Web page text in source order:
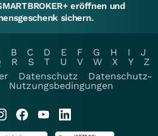
eröffnen und
sichern.
B C D E F G H I
J
R S T U V W X Y
Z
Datenschutz
Datenschutz-
Nutzungsbedingungen